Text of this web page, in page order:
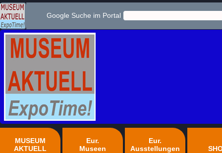
Google Suche im Portal
MUSEUM
AKTUELL
Eur.
Museen
Eur.
Ausstellungen